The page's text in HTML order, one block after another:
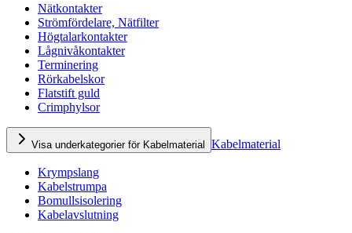
Nätkontakter
Strömfördelare, Nätfilter
Högtalarkontakter
Lågnivåkontakter
Terminering
Rörkabelskor
Flatstift guld
Crimphylsor
Visa underkategorier för Kabelmaterial Kabelmaterial
Krympslang
Kabelstrumpa
Bomullsisolering
Kabelavslutning